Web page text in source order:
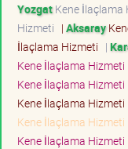
YozgatKene İlaçlama
Hizmeti | Aksaray
İlaçlama Hizmeti |
Kene İlaçlama Hizmeti
Kene İlaçlama Hizmeti
Kene İlaçlama Hizmeti
Kene İlaçlama Hizmeti
Kene İlaçlama Hizmeti